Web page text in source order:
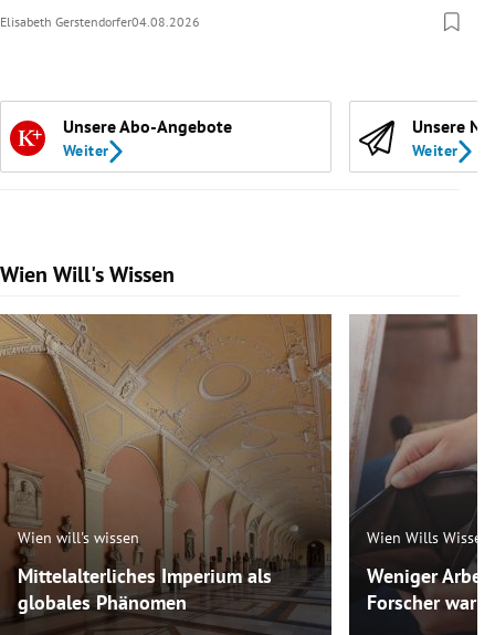
Elisabeth Gerstendorfer04.08.2026
Unsere Abo-Angebote
Weiter
Unsere
Weiter
Wien Will's Wissen
Slide 1 von 139
Wien will's wissen
Mittelalterliches Imperium als
globales Phänomen
Wien Wills Wissen
Weniger
Forscher